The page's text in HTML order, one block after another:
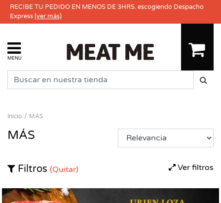
RECIBE TU PEDIDO EN MENOS DE 3HRS. escogiendo Despacho
Express(ver más)
MENU
Inicio MÁS
MÁS
Ver filtros
Filtros (Quitar)